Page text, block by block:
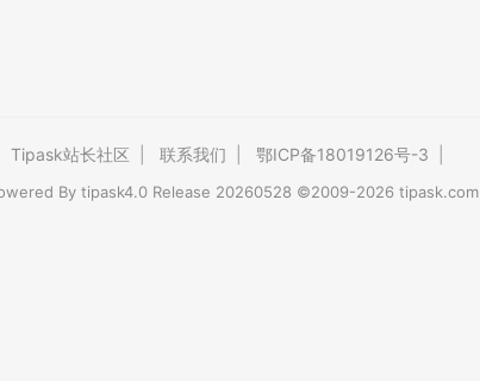
Tipask站长社区 联系我们 鄂ICP备18019126号-3
By tipask4.0Release 20260528 ©2009-2026 tipask.com